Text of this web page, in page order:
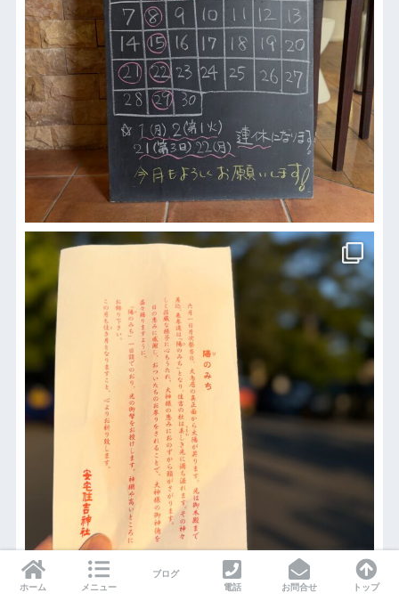
ホーム メニュー
ブログ
電話
お問合せ トップ